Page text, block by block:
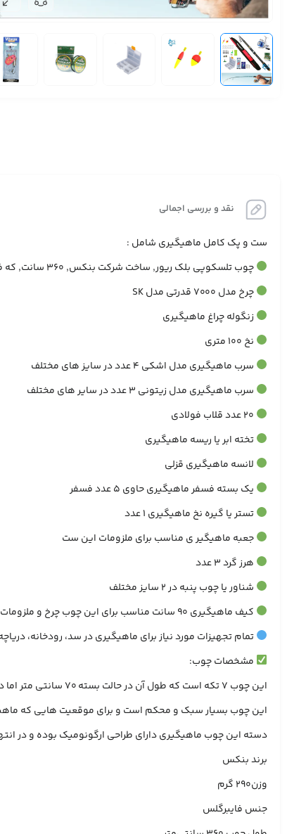
نقد و بررسی اجمالی
ست و پک کامل ماهیگیری شامل :
چوب تلسکوپی بلک ریور, ساخت شرکت بنکس, 360 سانت, که فوق العاده سبک و با دوام است
چرخ مدل 7000 قدرتی مدل SK
زنگوله چراغ ماهیگیری
نخ 100 متری
سرب ماهیگیری مدل اشکی 4 عدد در سایز های مختلف
سرب ماهیگیری مدل زیتونی 3 عدد در سایر های مختلف
تخته ابر یا ریسه ماهیگیری
لانسه ماهیگیری قزلی
یک بسته فسفر ماهیگیری حاوی 5 عدد فسفر
تستر یا گیره نخ ماهیگیری 1 عدد
جعبه ماهیگیر ی مناسب برای ملزومات این ست
هرز گرد 3 عدد
شناور یا چوب پنبه در 2 سایز مختلف
کیف ماهیگیری 90 سانت مناسب برای این چوب چرخ و ملزومات آن، موجود در ( رنگ آبی قرمز مشکی)
تمام تجهیزات مورد نیاز برای ماهیگیری در سد، رودخانه،
مشخصات چوب:
این چوب 7 تکه است که طول آن در حالت بسته 70 سانتی متر اما در حالت باز طولی معادل 3.30 متر دارد و می توان از آن برای صید انواع ماهی ها در رودخانه و دریاچه استفاده کرد.
این چوب بسیار سبک و محکم است و برای موقعیت هایی که
دسته این چوب ماهیگیری دارای طراحی ارگونومیک بوده و در
برند بنکس
وزن290 گرم
جنس فایبرگلس